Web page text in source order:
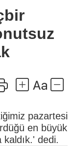
pazartesi
en büyük
kaldık.' dedi.